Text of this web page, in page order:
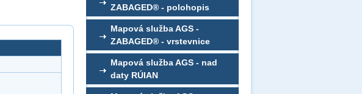
ZABAGED® - polohopis
Mapová služba AGS -
ZABAGED® - vrstevnice
Mapová služba AGS - nad
daty RÚIAN